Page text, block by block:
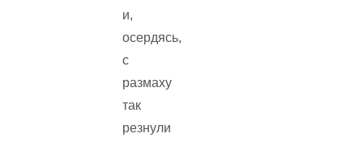
и,
осердясь,
с
размаху
так
резнули